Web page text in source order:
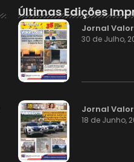
Últimas Edições
Jornal
30 de Julho,
Jornal
18 de Junho,